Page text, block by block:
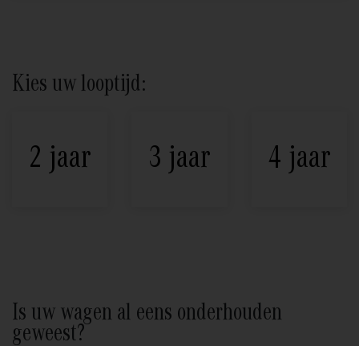
Kies uw looptijd:
2 jaar 3 jaar 4 jaar
Is uw wagen al eens onderhouden
geweest?